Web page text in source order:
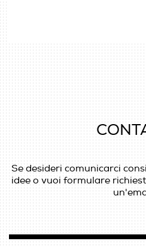
Se desideri comunicarci
idee o vuoi formulare